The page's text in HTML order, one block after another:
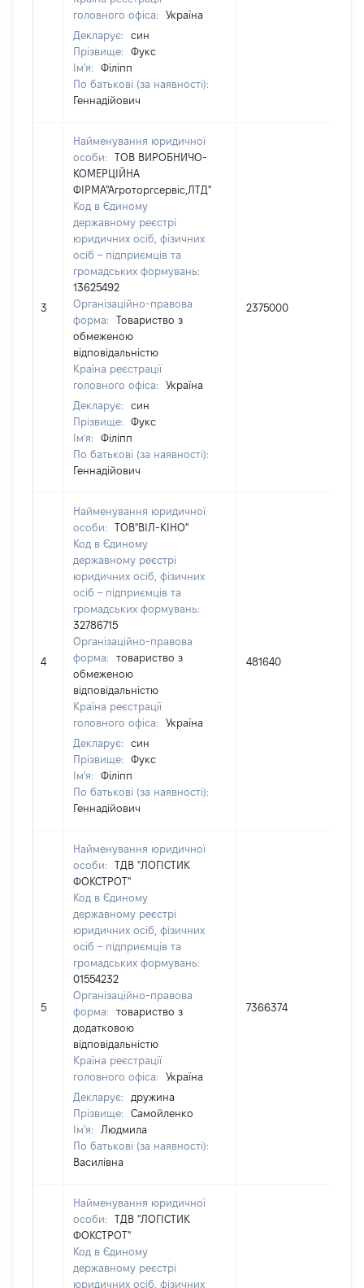
головного офіса:
Україна
Декларує:
син
Прізвище:
Фукс
Ім'я:
Філіпп
По батькові (за наявності):
Геннадійович
3
Найменування юридичної
особи:
ТОВ ВИРОБНИЧО-
КОМЕРЦІЙНА
ФІРМА"Агроторгсервіс,ЛТД"
Код в Єдиному
державному реєстрі
юридичних осіб, фізичних
осіб – підприємців та
громадських формувань:
13625492
Організаційно-правова
форма:
Товариство з
обмеженою
відповідальністю
Країна реєстрації
головного офіса:
Україна
Декларує:
син
Прізвище:
Фукс
Ім'я:
Філіпп
По батькові (за наявності):
Геннадійович
2375000
4
Найменування юридичної
особи:
ТОВ"ВІЛ-КІНО"
Код в Єдиному
державному реєстрі
юридичних осіб, фізичних
осіб – підприємців та
громадських формувань:
32786715
Організаційно-правова
форма:
товариство з
обмеженою
відповідальністю
Країна реєстрації
головного офіса:
Україна
Декларує:
син
Прізвище:
Фукс
Ім'я:
Філіпп
По батькові (за наявності):
Геннадійович
481640
5
Найменування юридичної
особи:
ТДВ "ЛОГІСТИК
ФОКСТРОТ"
Код в Єдиному
державному реєстрі
юридичних осіб, фізичних
осіб – підприємців та
громадських формувань:
01554232
Організаційно-правова
форма:
товариство з
додатковою
відповідальністю
Країна реєстрації
головного офіса:
Україна
Декларує:
дружина
Прізвище:
Самойленко
Ім'я:
Людмила
По батькові (за наявності):
Василівна
7366374
Найменування юридичної
особи:
ТДВ "ЛОГІСТИК
ФОКСТРОТ"
Код в Єдиному
державному реєстрі
юридичних осіб, фізичних